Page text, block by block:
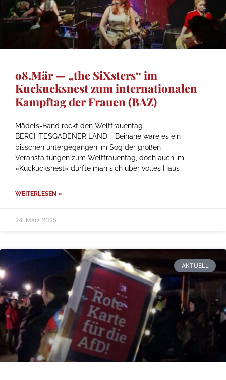
o8.Mär — „the SiXsters“ im
Kuckucksnest zum internationalen
Kampftag der Frauen (BAZ)
Mädels-Band rockt den Weltfrauentag
BERCHTESGADENER LAND | Beinahe wäre es ein
bisschen untergegangen im Sog der großen
Veranstaltungen zum Weltfrauentag, doch auch im
»Kuckucksnest« durfte man sich über volles Haus
WEITERLESEN »
24. März 2025
AKTUELL